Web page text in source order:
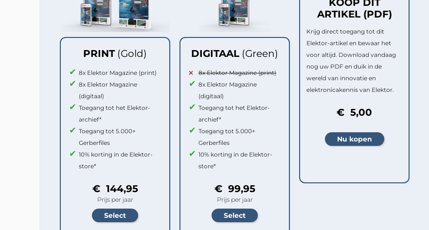
PRINT (Gold)
8x Elektor Magazine (print)
8x Elektor Magazine
(digitaal)
Toegang tot het Elektor-
archief*
Toegang tot 5.000+
Gerberfiles
10% korting in de Elektor-
store*
€ 144,95
Prijs per jaar
DIGITAAL (Green)
8x Elektor Magazine (print)
8x Elektor Magazine
(digitaal)
Toegang tot het Elektor-
archief*
Toegang tot 5.000+
Gerberfiles
10% korting in de Elektor-
store*
€ 99,95
Prijs per jaar
KOOP DIT
ARTIKEL (PDF)
Krijg direct toegang tot dit
Elektor-artikel en bewaar het
voor altijd. Download vandaag
nog uw PDF en duik in de
wereld van innovatie en
elektronicakennis van Elektor.
€ 5,00